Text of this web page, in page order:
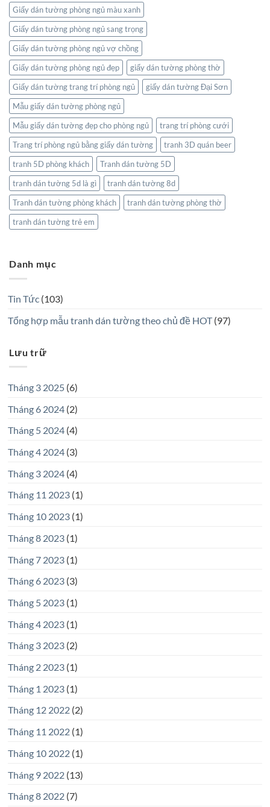
Giấy dán tường phòng ngủ màu xanh
Giấy dán tường phòng ngủ sang trọng
Giấy dán tường phòng ngủ vợ chồng
Giấy dán tường phòng ngủ đẹp
giấy dán tường phòng thờ
Giấy dán tường trang trí phòng ngủ
giấy dán tường Đại Sơn
Mẫu giấy dán tường phòng ngủ
Mẫu giấy dán tường đẹp cho phòng ngủ
trang trí phòng cưới
Trang trí phòng ngủ bằng giấy dán tường
tranh 3D quán beer
tranh 5D phòng khách
Tranh dán tường 5D
tranh dán tường 5d là gì
tranh dán tường 8d
Tranh dán tường phòng khách
tranh dán tường phòng thờ
tranh dán tường trẻ em
Danh mục
Tin Tức(103)
Tổng hợp mẫu tranh dán tường theo chủ đề HOT(97)
Lưu trữ
Tháng 3 2025(6)
Tháng 6 2024(2)
Tháng 5 2024(4)
Tháng 4 2024(3)
Tháng 3 2024(4)
Tháng 11 2023(1)
Tháng 10 2023(1)
Tháng 8 2023(1)
Tháng 7 2023(1)
Tháng 6 2023(3)
Tháng 5 2023(1)
Tháng 4 2023(1)
Tháng 3 2023(2)
Tháng 2 2023(1)
Tháng 1 2023(1)
Tháng 12 2022(2)
Tháng 11 2022(1)
Tháng 10 2022(1)
Tháng 9 2022(13)
Tháng 8 2022(7)